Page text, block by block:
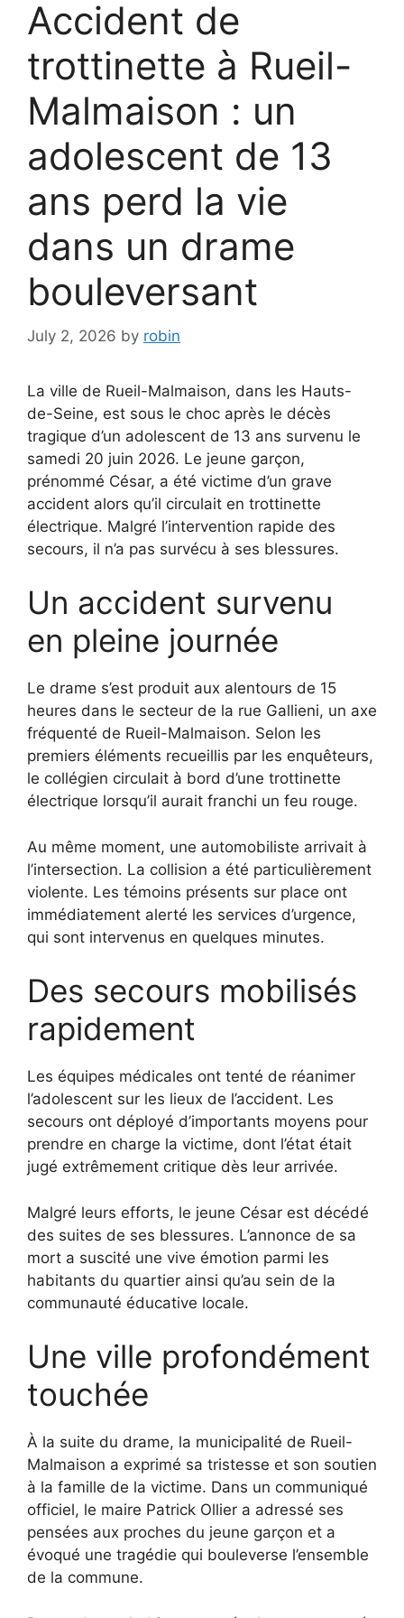
Accident de
trottinette à Rueil-
Malmaison : un
adolescent de 13
ans perd la vie
dans un drame
bouleversant
July 2, 2026 by robin
La ville de Rueil-Malmaison, dans les Hauts-
de-Seine, est sous le choc après le décès
tragique d’un adolescent de 13 ans survenu le
samedi 20 juin 2026. Le jeune garçon,
prénommé César, a été victime d’un grave
accident alors qu’il circulait en trottinette
électrique. Malgré l’intervention rapide des
secours, il n’a pas survécu à ses blessures.
Un accident survenu
en pleine journée
Le drame s’est produit aux alentours de 15
heures dans le secteur de la rue Gallieni, un axe
fréquenté de Rueil-Malmaison. Selon les
premiers éléments recueillis par les enquêteurs,
le collégien circulait à bord d’une trottinette
électrique lorsqu’il aurait franchi un feu rouge.
Au même moment, une automobiliste arrivait à
l’intersection. La collision a été particulièrement
violente. Les témoins présents sur place ont
immédiatement alerté les services d’urgence,
qui sont intervenus en quelques minutes.
Des secours mobilisés
rapidement
Les équipes médicales ont tenté de réanimer
l’adolescent sur les lieux de l’accident. Les
secours ont déployé d’importants moyens pour
prendre en charge la victime, dont l’état était
jugé extrêmement critique dès leur arrivée.
Malgré leurs efforts, le jeune César est décédé
des suites de ses blessures. L’annonce de sa
mort a suscité une vive émotion parmi les
habitants du quartier ainsi qu’au sein de la
communauté éducative locale.
Une ville profondément
touchée
À la suite du drame, la municipalité de Rueil-
Malmaison a exprimé sa tristesse et son soutien
à la famille de la victime. Dans un communiqué
officiel, le maire Patrick Ollier a adressé ses
pensées aux proches du jeune garçon et a
évoqué une tragédie qui bouleverse l’ensemble
de la commune.